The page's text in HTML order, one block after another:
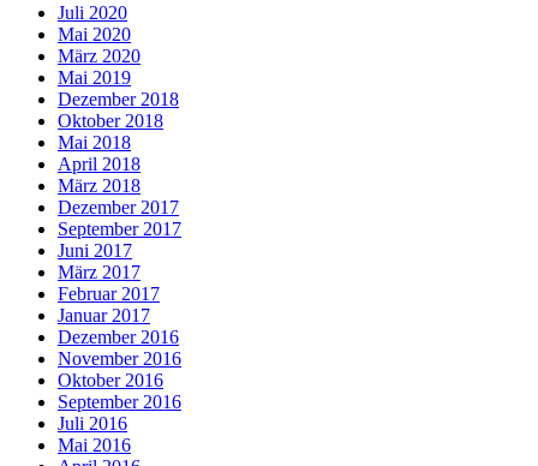
Juli 2020
Mai 2020
März 2020
Mai 2019
Dezember 2018
Oktober 2018
Mai 2018
April 2018
März 2018
Dezember 2017
September 2017
Juni 2017
März 2017
Februar 2017
Januar 2017
Dezember 2016
November 2016
Oktober 2016
September 2016
Juli 2016
Mai 2016